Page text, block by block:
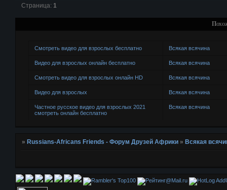
Страница: 1
Смотреть видео для взрослых бесплатно Всякая всячина
Видео для взрослых онлайн бесплатно Всякая всячина
Смотреть видео для взрослых онлайн HD Всякая всячина
Видео для взрослых Всякая всячина
Частное русское видео для взрослых 2021
смотреть онлайн бесплатно
Всякая всячина
» Russians-Africans Friends - Форум Друзей Африки » Всякая